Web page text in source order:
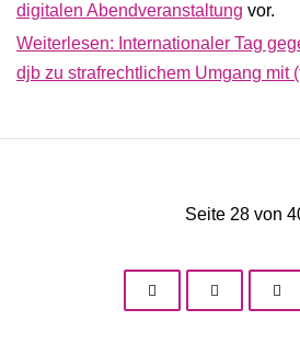
digitalen Abendveranstaltung vor.
Weiterlesen: Internationaler Tag
djb zu strafrechtlichem Umgang mit
Seite 28 von